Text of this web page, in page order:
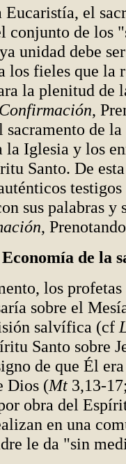
el
de los
unidad debe
los fieles que la
la plenitud de
,
sacramento de
Iglesia y los
Santo. De
sus palabras y
,
de la
los
sobre el
salvífica (cf
Santo sobre
de que Él
Dios (Mt 3,13-
obra del
en una
le da "sin